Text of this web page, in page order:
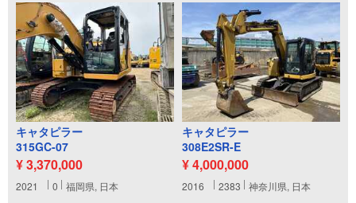
キャタピラー
315GC-07
¥ 3,370,000
2021 0 福岡県, 日本
キャタピラー
308E2SR-E
¥ 4,000,000
2016 2383 神奈川県, 日本